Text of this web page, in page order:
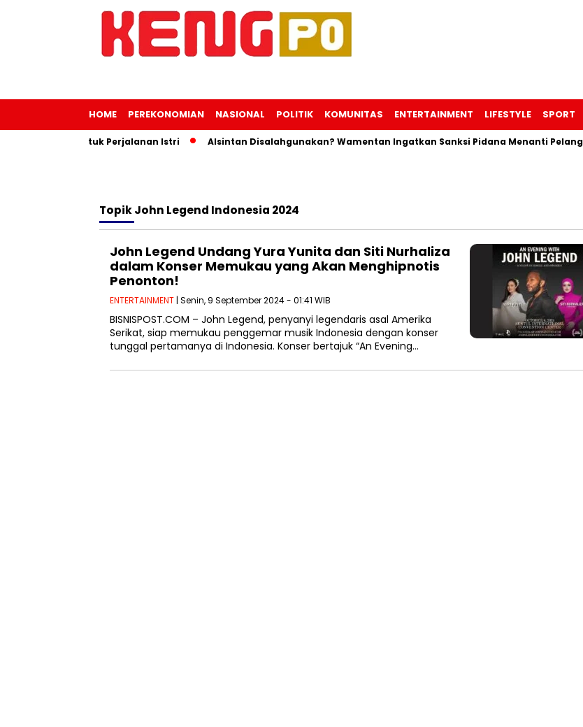
HOME PEREKONOMIAN NASIONAL POLITIK KOMUNITAS ENTERTAINMENT LIFESTYLE SPORT
Negara untuk Perjalanan Istri Alsintan Disalahgunakan? Wamentan Ingatkan Sanksi Pidana Menanti Pelanggar
TopikJohn Legend Indonesia 2024
John Legend Undang Yura Yunita dan Siti Nurhaliza
dalam Konser Memukau yang Akan Menghipnotis
Penonton!
ENTERTAINMENT | Senin, 9 September 2024 - 01:41 WIB
BISNISPOST.COM – John Legend, penyanyi legendaris asal Amerika
Serikat, siap memukau penggemar musik Indonesia dengan konser
tunggal pertamanya di Indonesia. Konser bertajuk “An Evening…